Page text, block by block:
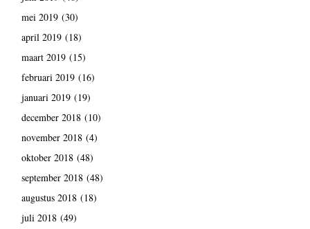
mei 2019(30)
april 2019(18)
maart 2019(15)
februari 2019(16)
januari 2019(19)
december 2018(10)
november 2018(4)
oktober 2018(48)
september 2018(48)
augustus 2018(18)
juli 2018(49)